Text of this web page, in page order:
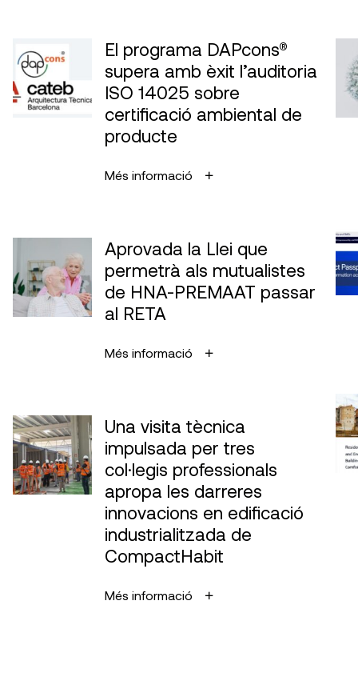
El programa DAPcons®
supera amb èxit l’auditoria
ISO 14025 sobre
certificació ambiental de
producte
Més informació
Aprovada la Llei que
permetrà als mutualistes
de HNA-PREMAAT passar
al RETA
Més informació
Una visita tècnica
impulsada per tres
col·legis professionals
apropa les darreres
innovacions en edificació
industrialitzada de
CompactHabit
Més informació